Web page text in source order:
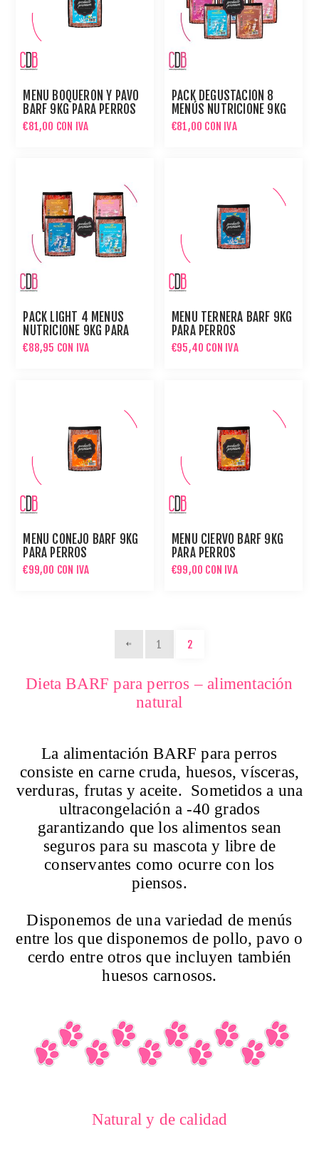
MENÚ BOQUERÓN Y PAVO
BARF 9KG PARA PERROS
€81,00 CON IVA
PACK DEGUSTACIÓN 8
MENÚS NUTRICIONE 9KG
PARA PERROS
€81,00 CON IVA
PACK LIGHT 4 MENÚS
NUTRICIONE 9KG PARA
PERROS
€88,95 CON IVA
MENÚ TERNERA BARF 9KG
PARA PERROS
€95,40 CON IVA
MENÚ CONEJO BARF 9KG
PARA PERROS
€99,00 CON IVA
MENÚ CIERVO BARF 9KG
PARA PERROS
€99,00 CON IVA
1 2
Dieta BARF para perros – alimentación
natural
La alimentación BARF para perros
consiste en carne cruda, huesos, vísceras,
verduras, frutas y aceite. Sometidos a una
ultracongelación a -40 grados
garantizando que los alimentos sean
seguros para su mascota y libre de
conservantes como ocurre con los
piensos.
Disponemos de una variedad de menús
entre los que disponemos de pollo, pavo o
cerdo entre otros que incluyen también
huesos carnosos.
Natural y de calidad